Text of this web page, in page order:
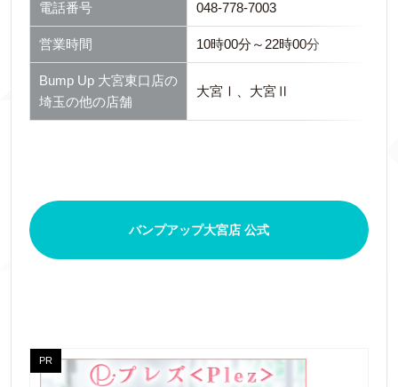
電話番号 048-778-7003
営業時間 10時00分～22時00分
Bump Up 大宮東口店の
埼玉の他の店舗
大宮Ⅰ、大宮Ⅱ
バンプアップ大宮店 公式